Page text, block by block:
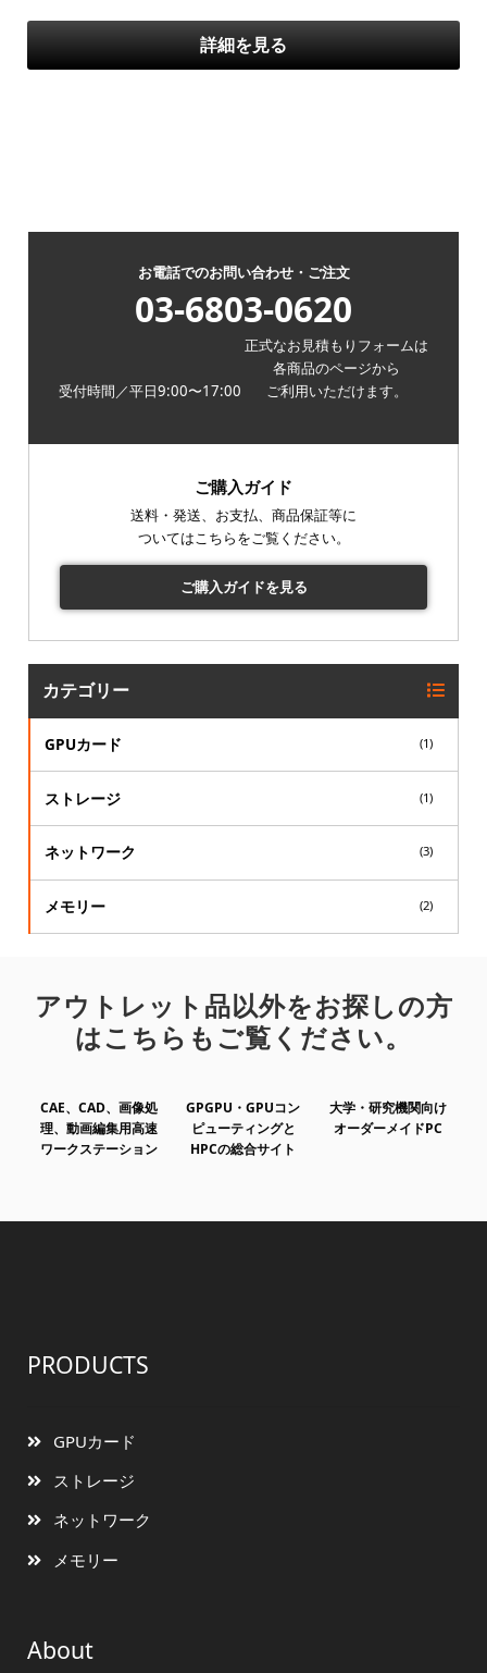
詳細を見る
お電話でのお問い合わせ・ご注文
03-6803-0620
受付時間／平日9:00〜17:00
正式なお見積もりフォームは
各商品のページから
ご利用いただけます。
ご購入ガイド
送料・発送、お支払、商品保証等に
ついてはこちらをご覧ください。
ご購入ガイドを見る
カテゴリー
GPUカード (1)
ストレージ (1)
ネットワーク (3)
メモリー (2)
アウトレット品以外をお探しの方
はこちらもご覧ください。
CAE、CAD、画像処
理、動画編集用高速
ワークステーション
GPGPU・GPUコン
ピューティングと
HPCの総合サイト
大学・研究機関向け
オーダーメイドPC
PRODUCTS
GPUカード
ストレージ
ネットワーク
メモリー
About